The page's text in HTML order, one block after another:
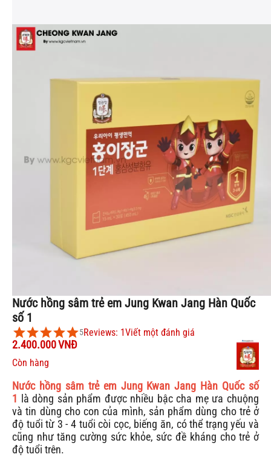
Nước hồng sâm trẻ em Jung Kwan Jang Hàn Quốc
số 1
5Reviews: 1Viết một đánh giá
2.400.000VNĐ
Còn hàng
Nước hồng sâm trẻ em Jung Kwan Jang Hàn Quốc số
1
là dòng sản phẩm được nhiều bậc cha mẹ ưa chuộng
và tin dùng cho con của mình, sản phẩm dùng cho trẻ ở
độ tuổi từ 3 - 4 tuổi còi cọc, biếng ăn, có thể trạng yếu và
cũng như tăng cường sức khỏe, sức đề kháng cho trẻ ở
độ tuổi trên.